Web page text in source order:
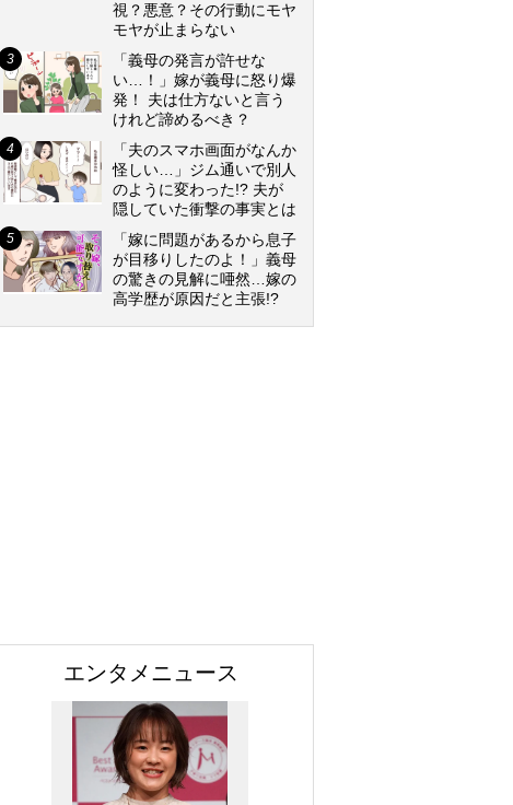
視？悪意？その行動にモヤ
モヤが止まらない
「義母の発言が許せな
い…！」嫁が義母に怒り爆
発！ 夫は仕方ないと言う
けれど諦めるべき？
「夫のスマホ画面がなんか
怪しい…」ジム通いで別人
のように変わった!? 夫が
隠していた衝撃の事実とは
「嫁に問題があるから息子
が目移りしたのよ！」義母
の驚きの見解に唖然…嫁の
高学歴が原因だと主張!?
エンタメニュース